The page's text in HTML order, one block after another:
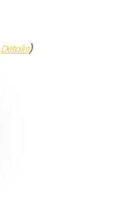
Details)